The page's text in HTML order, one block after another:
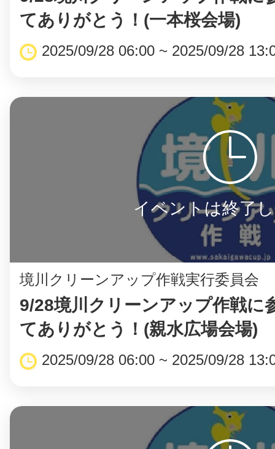
てありがとう！(一本桜会場)
2025/09/28 06:00 ~ 2025/09/28
イベントは終了
境川クリーンアップ作戦実行委員会
9/28境川クリーンアップ作戦に
てありがとう！(親水広場会場)
2025/09/28 06:00 ~ 2025/09/28
まちのコイン
お知らせ
ヘルプ
お問い合わせ
プライバシーポ
©︎ KAYAC Inc.All